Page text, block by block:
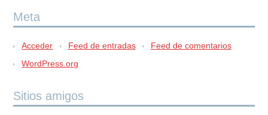
Meta
Acceder Feed de entradas
Feed de comentarios
WordPress.org
Sitios amigos